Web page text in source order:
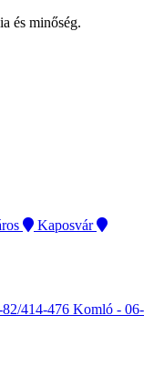
és minőség.
Kaposvár
414-476 Komló - 06-